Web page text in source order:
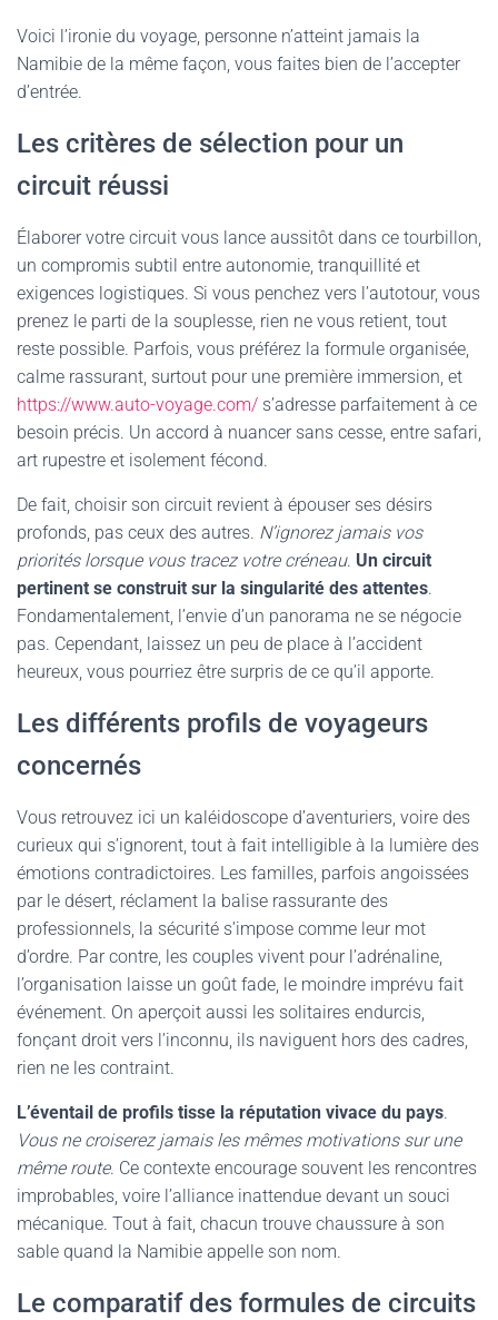
Voici l’ironie du voyage, personne n’atteint jamais la
Namibie de la même façon, vous faites bien de l’accepter
d’entrée.
Les critères de sélection pour un
circuit réussi
Élaborer votre circuit vous lance aussitôt dans ce tourbillon,
un compromis subtil entre autonomie, tranquillité et
exigences logistiques. Si vous penchez vers l’autotour, vous
prenez le parti de la souplesse, rien ne vous retient, tout
reste possible. Parfois, vous préférez la formule organisée,
calme rassurant, surtout pour une première immersion, et
https://www.auto-voyage.com/ s’adresse parfaitement à ce
besoin précis. Un accord à nuancer sans cesse, entre safari,
art rupestre et isolement fécond.
De fait, choisir son circuit revient à épouser ses désirs
profonds, pas ceux des autres. N’ignorez jamais vos
priorités lorsque vous tracez votre créneau. Un circuit
pertinent se construit sur la singularité des attentes.
Fondamentalement, l’envie d’un panorama ne se négocie
pas. Cependant, laissez un peu de place à l’accident
heureux, vous pourriez être surpris de ce qu’il apporte.
Les différents profils de voyageurs
concernés
Vous retrouvez ici un kaléidoscope d’aventuriers, voire des
curieux qui s’ignorent, tout à fait intelligible à la lumière des
émotions contradictoires. Les familles, parfois angoissées
par le désert, réclament la balise rassurante des
professionnels, la sécurité s’impose comme leur mot
d’ordre. Par contre, les couples vivent pour l’adrénaline,
l’organisation laisse un goût fade, le moindre imprévu fait
événement. On aperçoit aussi les solitaires endurcis,
fonçant droit vers l’inconnu, ils naviguent hors des cadres,
rien ne les contraint.
L’éventail de profils tisse la réputation vivace du pays.
Vous ne croiserez jamais les mêmes motivations sur une
même route. Ce contexte encourage souvent les rencontres
improbables, voire l’alliance inattendue devant un souci
mécanique. Tout à fait, chacun trouve chaussure à son
sable quand la Namibie appelle son nom.
Le comparatif des formules de circuits